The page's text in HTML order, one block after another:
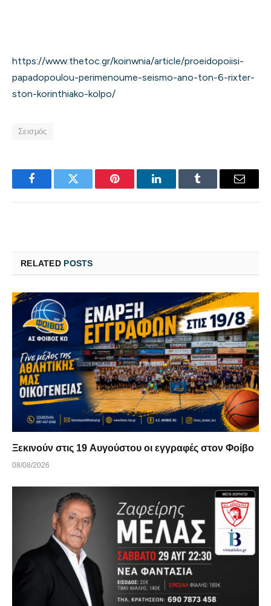
https://www.thetoc.gr/koinwnia/article/proeidopoiisi-
papadopoulou-perimenoume-seismo-ano-ton-6-rixter-
ston-korinthiako-kolpo/
Σεισμός
FacebookTwitter Pinterest LinkedInTumblr Email
RELATED POSTS
Ξεκινούν στις 19 Αυγούστου οι εγγραφές στον Φοίβο
08/08/2026